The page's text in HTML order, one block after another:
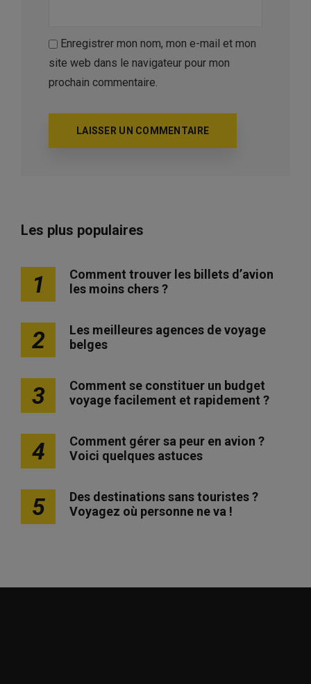
Enregistrer mon nom, mon e-mail et mon
site web dans le navigateur pour mon
prochain commentaire.
Les plus populaires
1
Comment trouver les billets d’avion
les moins chers ?
2
Les meilleures agences de voyage
belges
3
Comment se constituer un budget
voyage facilement et rapidement ?
4
Comment gérer sa peur en avion ?
Voici quelques astuces
5
Des destinations sans touristes ?
Voyagez où personne ne va !